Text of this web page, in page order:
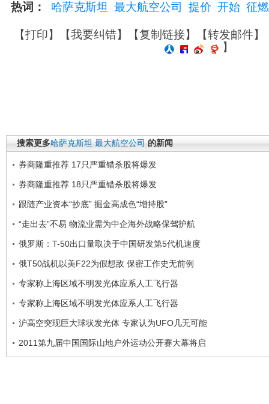
热词： 哈萨克斯坦 最大航空公司 提价 开始 征
【打印】【我要纠错】【复制链接】【转发邮件】
】
搜索更多哈萨克斯坦 最大航空公司 的新闻
券商隆重推荐 17只严重错杀股将爆发
券商隆重推荐 18只严重错杀股将爆发
跟随产业资本“抄底” 掘金高成色“增持股”
“走出去”不易 物流业需为中企海外战略保驾护航
俄罗斯：T-50出口量取决于中国研发第5代机速度
俄T50战机以美F22为假想敌 保密工作史无前例
专家称上海区域不明发光体应系人工飞行器
专家称上海区域不明发光体应系人工飞行器
沪高空突现巨大球状发光体 专家认为UFO几无可能
2011第九届中国国际山地户外运动公开赛大幕将启